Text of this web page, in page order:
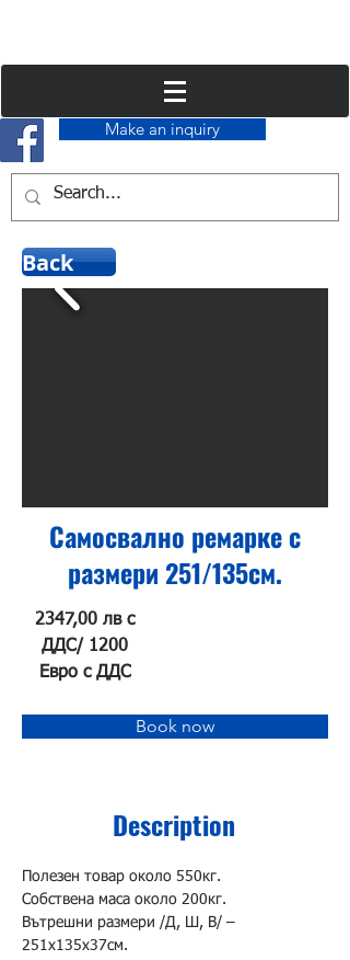
Make an inquiry
Back
Самосвално ремарке с
размери 251/135см.
2347,00 лв с
ДДС/ 1200
Евро с ДДС
Book now
Description
Полезен товар около 550кг.
Собствена маса около 200кг.
Вътрешни размери /Д, Ш, В/ –
251х135х37см.